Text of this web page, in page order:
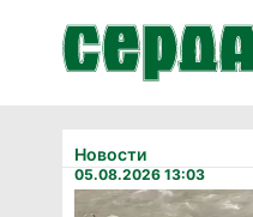
Новости
05.08.2026 13:03